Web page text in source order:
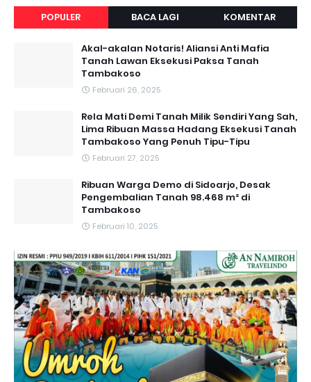
POPULER BACA LAGI KOMENTAR
Akal-akalan Notaris! Aliansi Anti Mafia
Tanah Lawan Eksekusi Paksa Tanah
Tambakoso
Februari 26, 2025
Rela Mati Demi Tanah Milik Sendiri Yang Sah,
Lima Ribuan Massa Hadang Eksekusi Tanah
Tambakoso Yang Penuh Tipu-Tipu
Februari 27, 2025
Ribuan Warga Demo di Sidoarjo, Desak
Pengembalian Tanah 98.468 m² di
Tambakoso
Februari 10, 2025